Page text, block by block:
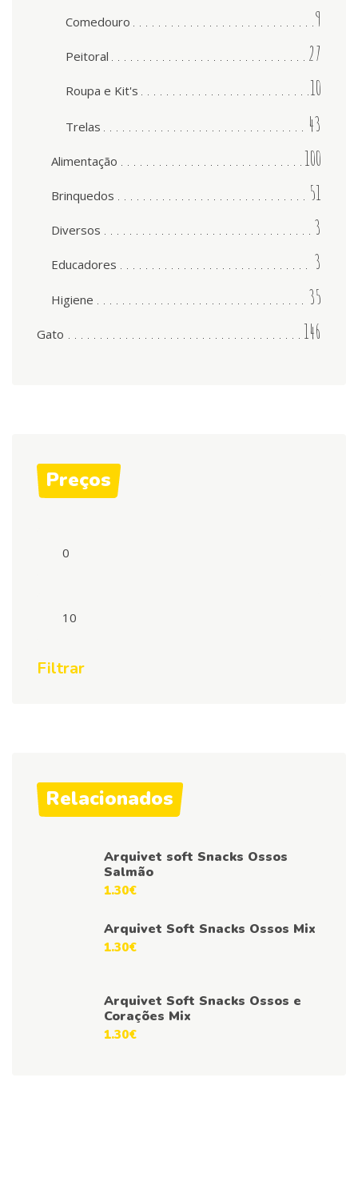
Comedouro 9
Peitoral 27
Roupa e Kit's 10
Trelas 43
Alimentação 100
Brinquedos 51
Diversos 3
Educadores 3
Higiene 35
Gato 146
Preços
mínimo
máximo
Filtrar
Relacionados
Arquivet soft Snacks Ossos
Salmão
1.30€
Arquivet Soft Snacks Ossos Mix
1.30€
Arquivet Soft Snacks Ossos e
Corações Mix
1.30€